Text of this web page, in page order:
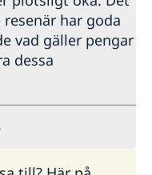
har goda
vad gäller pengar
dessa